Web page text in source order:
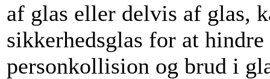
af glas eller delvis af glas,
sikkerhedsglas for at
personkollision og brud i